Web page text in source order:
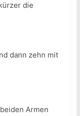
die
dann zehn mit
Armen